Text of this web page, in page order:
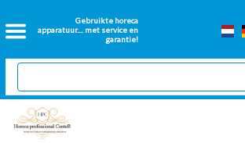
Gebruikte horeca
apparatuur.... met service en
garantie!
Home
2dehands Horeca
Nieuwe apparatuur